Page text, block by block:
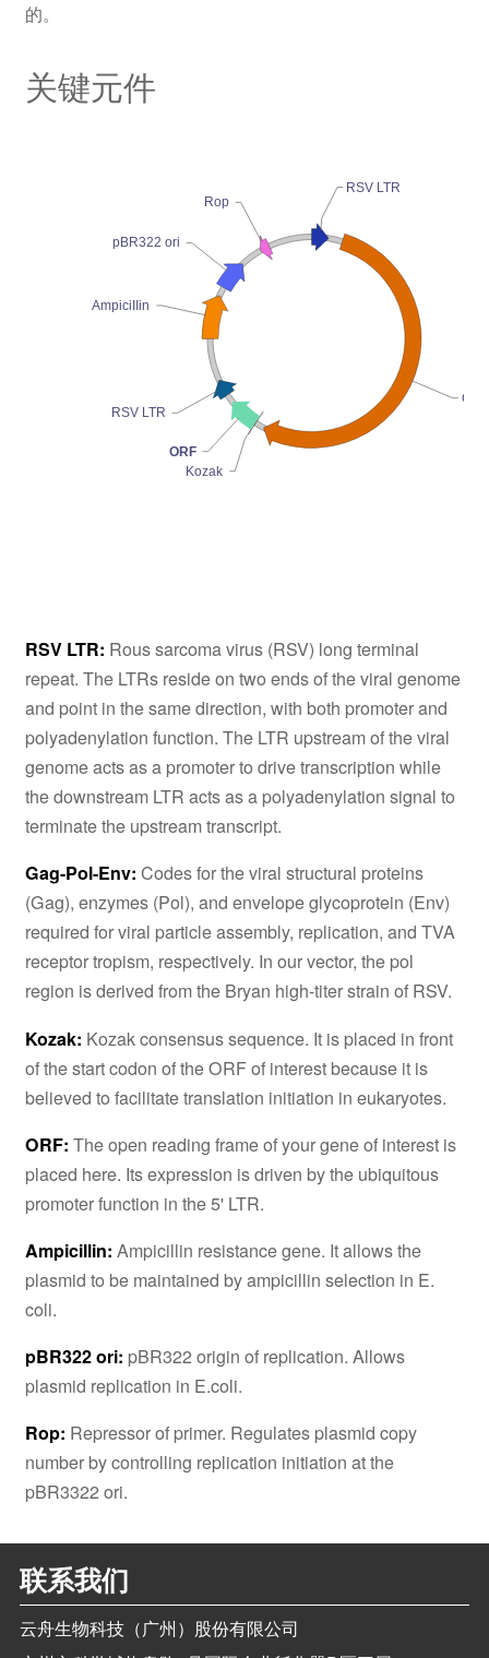
的。
关键元件
RSV LTR
Kozak
ORF
RSV LTR
AmpiciIIin
pBR322 ori
Rop
RSV LTR: Rous sarcoma virus (RSV) long terminal
repeat. The LTRs reside on two ends of the viral genome
and point in the same direction, with both promoter and
polyadenylation function. The LTR upstream of the viral
genome acts as a promoter to drive transcription while
the downstream LTR acts as a polyadenylation signal to
terminate the upstream transcript.
Gag-Pol-Env: Codes for the viral structural proteins
(Gag), enzymes (Pol), and envelope glycoprotein (Env)
required for viral particle assembly, replication, and TVA
receptor tropism, respectively. In our vector, the pol
region is derived from the Bryan high-titer strain of RSV.
Kozak: Kozak consensus sequence. It is placed in front
of the start codon of the ORF of interest because it is
believed to facilitate translation initiation in eukaryotes.
ORF: The open reading frame of your gene of interest is
placed here. Its expression is driven by the ubiquitous
promoter function in the 5' LTR.
Ampicillin: Ampicillin resistance gene. It allows the
plasmid to be maintained by ampicillin selection in E.
coli.
pBR322 ori: pBR322 origin of replication. Allows
plasmid replication in E.coli.
Rop: Repressor of primer. Regulates plasmid copy
number by controlling replication initiation at the
pBR3322 ori.
联系我们
云舟生物科技（广州）股份有限公司